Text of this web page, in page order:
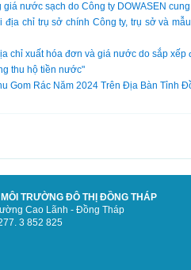
giá nước sạch do Công ty DOWASEN
địa chỉ trụ sở chính Công ty, trụ sở và
chỉ xuất hóa đơn và giá nước do sắp
thu hộ tiền nước"
Gom Rác Năm 2024 Trên Địa Bàn Tỉnh
TRƯỜNG ĐÔ THỊ ĐỒNG THÁP
Cao Lãnh - Đồng Tháp
3 852 825